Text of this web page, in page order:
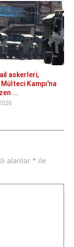
askerleri,
Kampı'na
...
alanlar * ile